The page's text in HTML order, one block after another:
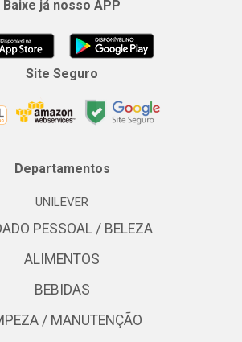
Baixe já nosso APP
Site Seguro
Departamentos
UNILEVER
PESSOAL / BELEZA
ALIMENTOS
BEBIDAS
/ MANUTENÇÃO